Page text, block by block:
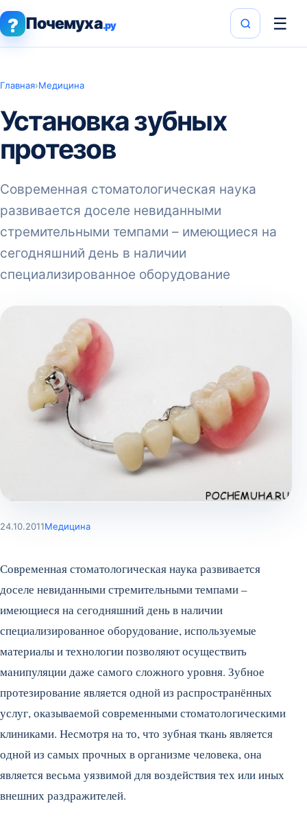
? Почемуха.ру ☰
Главная›Медицина
Установка зубных
протезов
Современная стоматологическая наука
развивается доселе невиданными
стремительными темпами – имеющиеся на
сегодняшний день в наличии
специализированное оборудование
24.10.2011Медицина
Современная стоматологическая наука развивается
доселе невиданными стремительными темпами –
имеющиеся на сегодняшний день в наличии
специализированное оборудование, используемые
материалы и технологии позволяют осуществить
манипуляции даже самого сложного уровня. Зубное
протезирование является одной из распространённых
услуг, оказываемой современными стоматологическими
клиниками. Несмотря на то, что зубная ткань является
одной из самых прочных в организме человека, она
является весьма уязвимой для воздействия тех или иных
внешних раздражителей.